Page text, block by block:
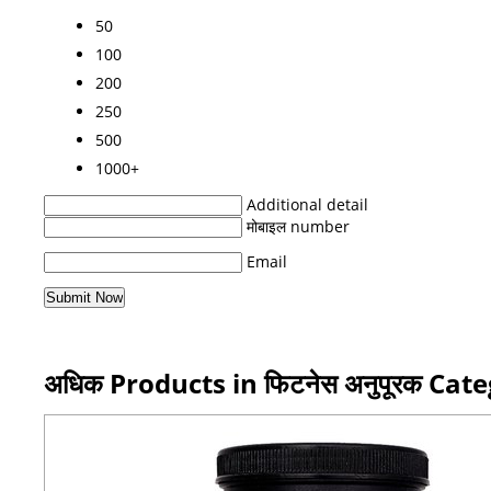
50
100
200
250
500
1000+
Additional detail
मोबाइल number
Email
अधिक Products in फिटनेस अनुपूरक